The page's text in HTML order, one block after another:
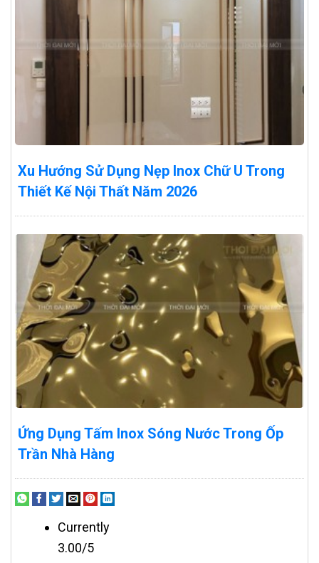
Xu Hướng Sử Dụng Nẹp Inox Chữ U Trong
Thiết Kế Nội Thất Năm 2026
Ứng Dụng Tấm Inox Sóng Nước Trong Ốp
Trần Nhà Hàng
Currently
3.00/5